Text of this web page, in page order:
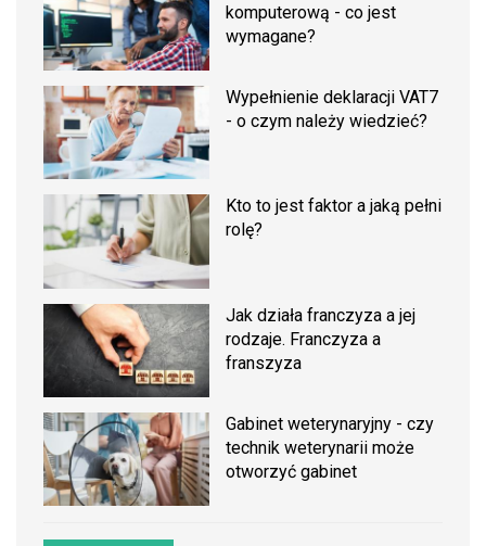
komputerową - co jest
wymagane?
Wypełnienie deklaracji VAT7
- o czym należy wiedzieć?
Kto to jest faktor a jaką pełni
rolę?
Jak działa franczyza a jej
rodzaje. Franczyza a
franszyza
Gabinet weterynaryjny - czy
technik weterynarii może
otworzyć gabinet